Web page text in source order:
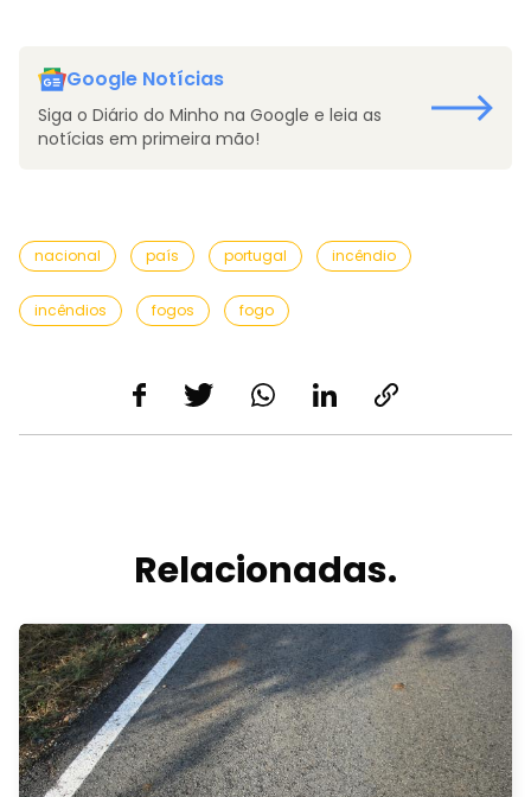
Google Notícias
Siga o Diário do Minho na Google e leia as
notícias em primeira mão!
nacional país portugal incêndio
incêndios fogos fogo
Relacionadas.